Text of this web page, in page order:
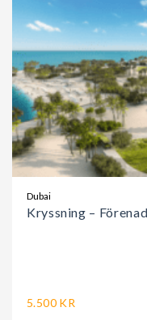
Dubai
Kryssning –
5.500 KR